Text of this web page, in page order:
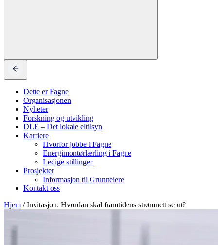
Dette er Fagne
Organisasjonen
Nyheter
Forskning og utvikling
DLE – Det lokale eltilsyn
Karriere
Hvorfor jobbe i Fagne
Energimontørlærling i Fagne
Ledige stillinger
Prosjekter
Informasjon til Grunneiere
Kontakt oss
Hjem /Invitasjon: Hvordan skal framtidens strømnett se ut?